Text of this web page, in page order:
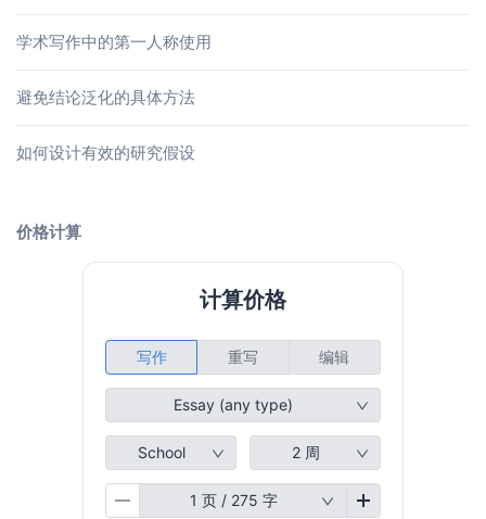
学术写作中的第一人称使用
避免结论泛化的具体方法
如何设计有效的研究假设
价格计算